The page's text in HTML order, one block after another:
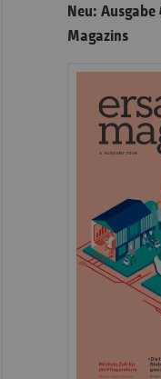
Neu:
Magazins